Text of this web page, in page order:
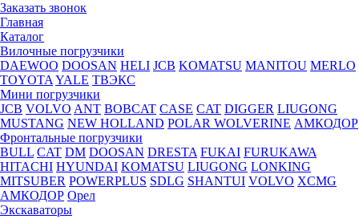
Заказать звонок
Главная
Каталог
Вилочные погрузчики
DAEWOO DOOSAN HELI JCB KOMATSU MANITOU MERLO
TOYOTA YALE ТВЭКС
Мини погрузчики
JCB VOLVO ANT BOBCAT CASE CAT DIGGER LIUGONG
MUSTANG NEW HOLLAND POLAR WOLVERINE АМКОДОР
Фронтальные погрузчики
BULL CAT DM DOOSAN DRESTA FUKAI FURUKAWA
HITACHI HYUNDAI KOMATSU LIUGONG LONKING
MITSUBER POWERPLUS SDLG SHANTUI VOLVO XCMG
АМКОДОР Орел
Экскаваторы